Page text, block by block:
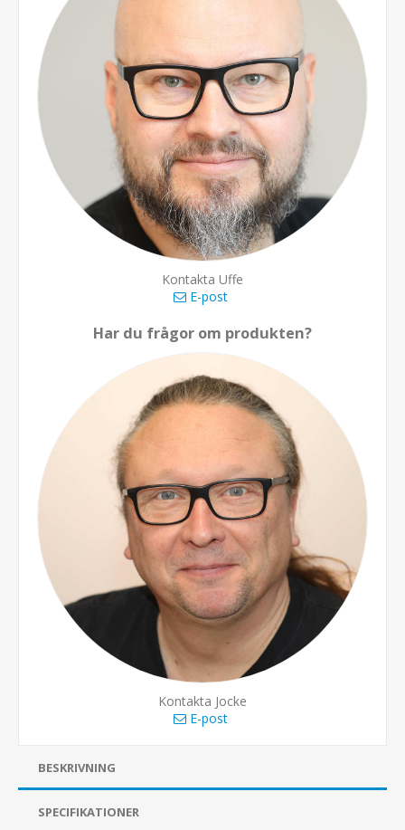
Kontakta Uffe
E-post
Har du frågor om produkten?
Kontakta Jocke
E-post
BESKRIVNING
SPECIFIKATIONER